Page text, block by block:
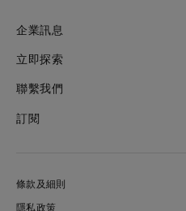
企業訊息
立即探索
聯繫我們
訂閱
條款及細則
隱私政策